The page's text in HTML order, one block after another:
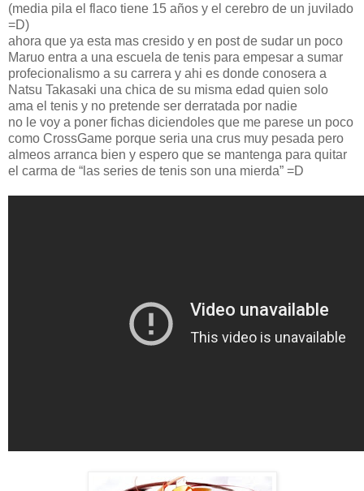
(media pila el flaco tiene 15 años y el cerebro de un juvilado
=D)
ahora que ya esta mas cresido y en post de sudar un poco
Maruo entra a una escuela de tenis para empesar a sumar
profecionalismo a su carrera y ahi es donde conosera a
Natsu Takasaki una chica de su misma edad quien solo
ama el tenis y no pretende ser derratada por nadie
no le voy a poner fichas diciendoles que me parese un poco
como CrossGame porque seria una crus muy pesada pero
almeos arranca bien y espero que se mantenga para quitar
el carma de “las series de tenis son una mierda” =D